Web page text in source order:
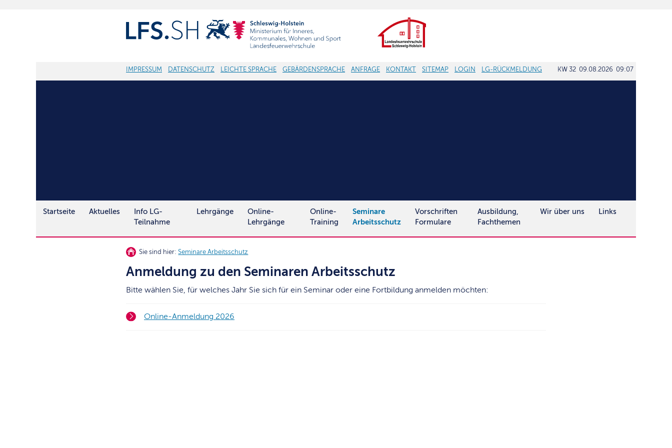
IMPRESSUM DATENSCHUTZ LEICHTE SPRACHE GEBÄRDENSPRACHE ANFRAGE KONTAKT SITEMAP LOGIN LG-RÜCKMELDUNG KW 32 09.08.2026 09:07
Startseite Aktuelles
Info LG-
Teilnahme
Lehrgänge
Online-
Lehrgänge
Online-
Training
Seminare
Arbeitsschutz
Vorschriften
Formulare
Ausbildung,
Fachthemen
Wir über uns Links
Sie sind hier:Seminare Arbeitsschutz
Anmeldung zu den Seminaren Arbeitsschutz
Bitte wählen Sie, für welches Jahr Sie sich für ein Seminar oder eine Fortbildung anmelden möchten:
Online-Anmeldung 2026